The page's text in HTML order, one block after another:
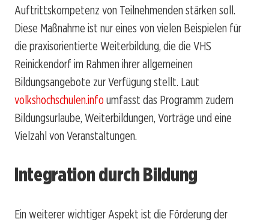
Auftrittskompetenz von Teilnehmenden stärken soll.
Diese Maßnahme ist nur eines von vielen Beispielen für
die praxisorientierte Weiterbildung, die die VHS
Reinickendorf im Rahmen ihrer allgemeinen
Bildungsangebote zur Verfügung stellt. Laut
volkshochschulen.info umfasst das Programm zudem
Bildungsurlaube, Weiterbildungen, Vorträge und eine
Vielzahl von Veranstaltungen.
Integration durch Bildung
Ein weiterer wichtiger Aspekt ist die Förderung der